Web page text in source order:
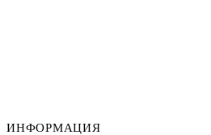
ИНФОРМАЦИЯ